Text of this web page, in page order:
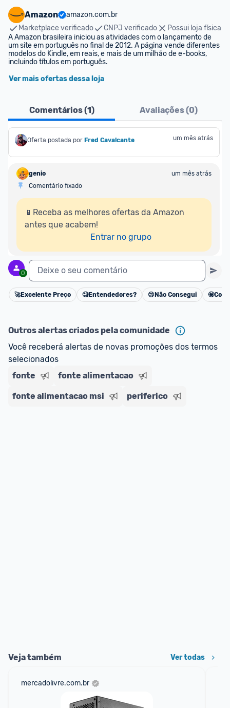
Amazon
amazon.com.br
Marketplace verificado
CNPJ verificado
Possui loja física
A Amazon brasileira iniciou as atividades com o lançamento de
um site em português no final de 2012. A página vende diferentes
modelos do Kindle, em reais, e mais de um milhão de e-books,
incluindo títulos em português.
Ver mais ofertas dessa loja
Comentários (1) Avaliações (0)
Oferta postada por Fred Cavalcante um mês atrás
genio
um mês atrás
Comentário fixado
📱Receba as melhores ofertas da Amazon
antes que acabem!
Entrar no grupo
0 Deixe o seu comentário
Cancelar
🚀Excelente Preço 🧐Entendedores? 😢 Não Consegui 🤩
Outros alertas criados pela comunidade
Você receberá alertas de novas promoções dos termos
selecionados
fonte
fonte alimentacao
fonte alimentacao msi periferico
Veja também Ver todas
mercadolivre.com.br